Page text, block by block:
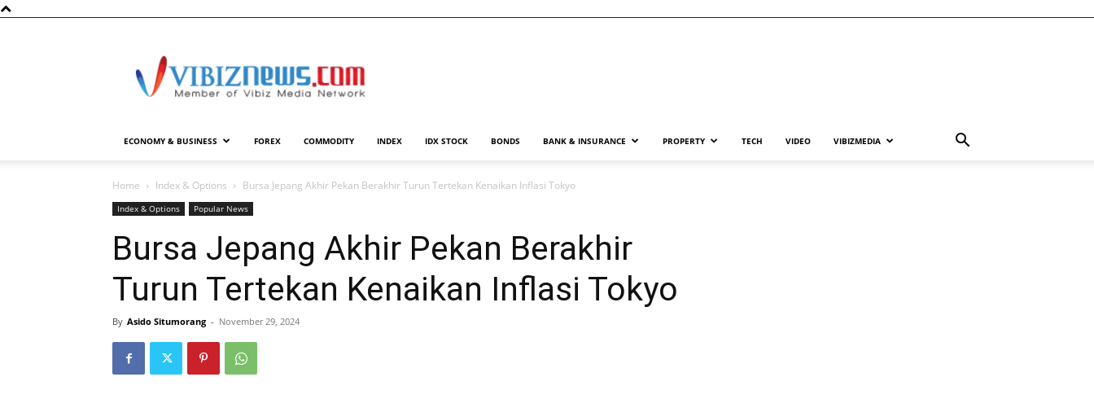
ECONOMY & BUSINESS FOREX COMMODITY INDEX IDX STOCK BONDS BANK & INSURANCE PROPERTY TECH VIDEO VIBIZMEDIA
Home Index & Options Bursa Jepang Akhir Pekan Berakhir Turun Tertekan Kenaikan Inflasi Tokyo
Index & Options Popular News
Bursa Jepang Akhir Pekan Berakhir
Turun Tertekan Kenaikan Inflasi Tokyo
By Asido Situmorang - November 29, 2024